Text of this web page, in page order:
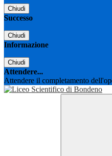
Chiudi
Successo
Chiudi
Informazione
Chiudi
Attendere...
Attendere il completamento